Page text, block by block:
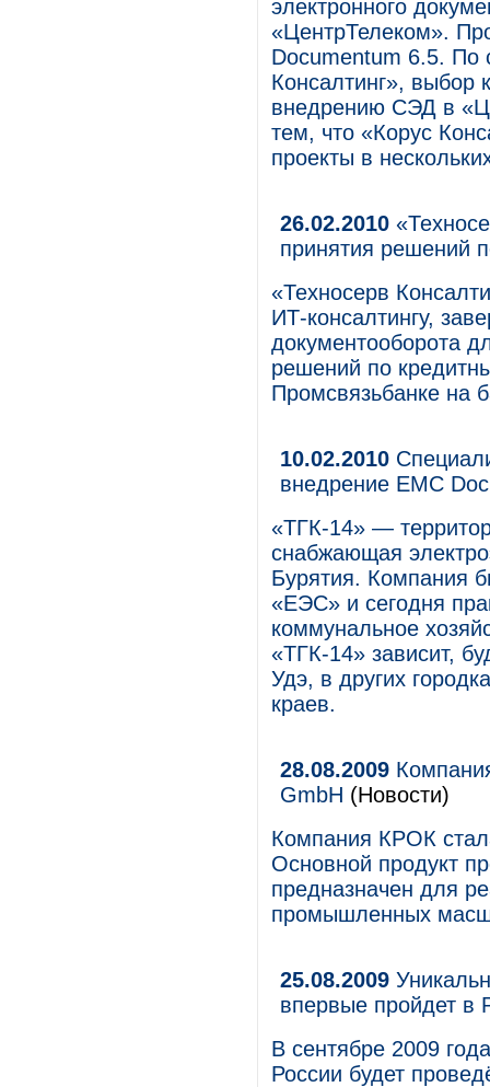
электронного
«ЦентрТелеком».
Documentum 6.5. По
Консалтинг», выбор
внедрению СЭД в
тем, что «Корус
проекты в
26.02.2010
принятия решений
«Техносерв
ИТ-консалтингу,
документооборота
решений по
Промсвязьбанке на
10.02.2010
внедрение EMC
«ТГК-14» —
снабжающая
Бурятия. Компания
«ЕЭС» и сегодня
коммунальное
«ТГК-14» зависит,
Удэ, в других
краев.
28.08.2009
GmbH (Новости)
Компания КРОК
Основной продукт
предназначен для
промышленных
25.08.2009
впервые пройдет в
В сентябре 2009
России будет